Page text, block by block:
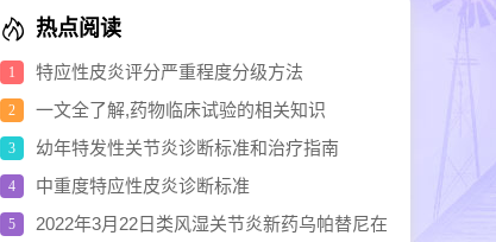
热点阅读
1 特应性皮炎评分严重程度分级方法
2 一文全了解,药物临床试验的相关知识
3 幼年特发性关节炎诊断标准和治疗指南
4 中重度特应性皮炎诊断标准
5 2022年3月22日类风湿关节炎新药乌帕替尼在